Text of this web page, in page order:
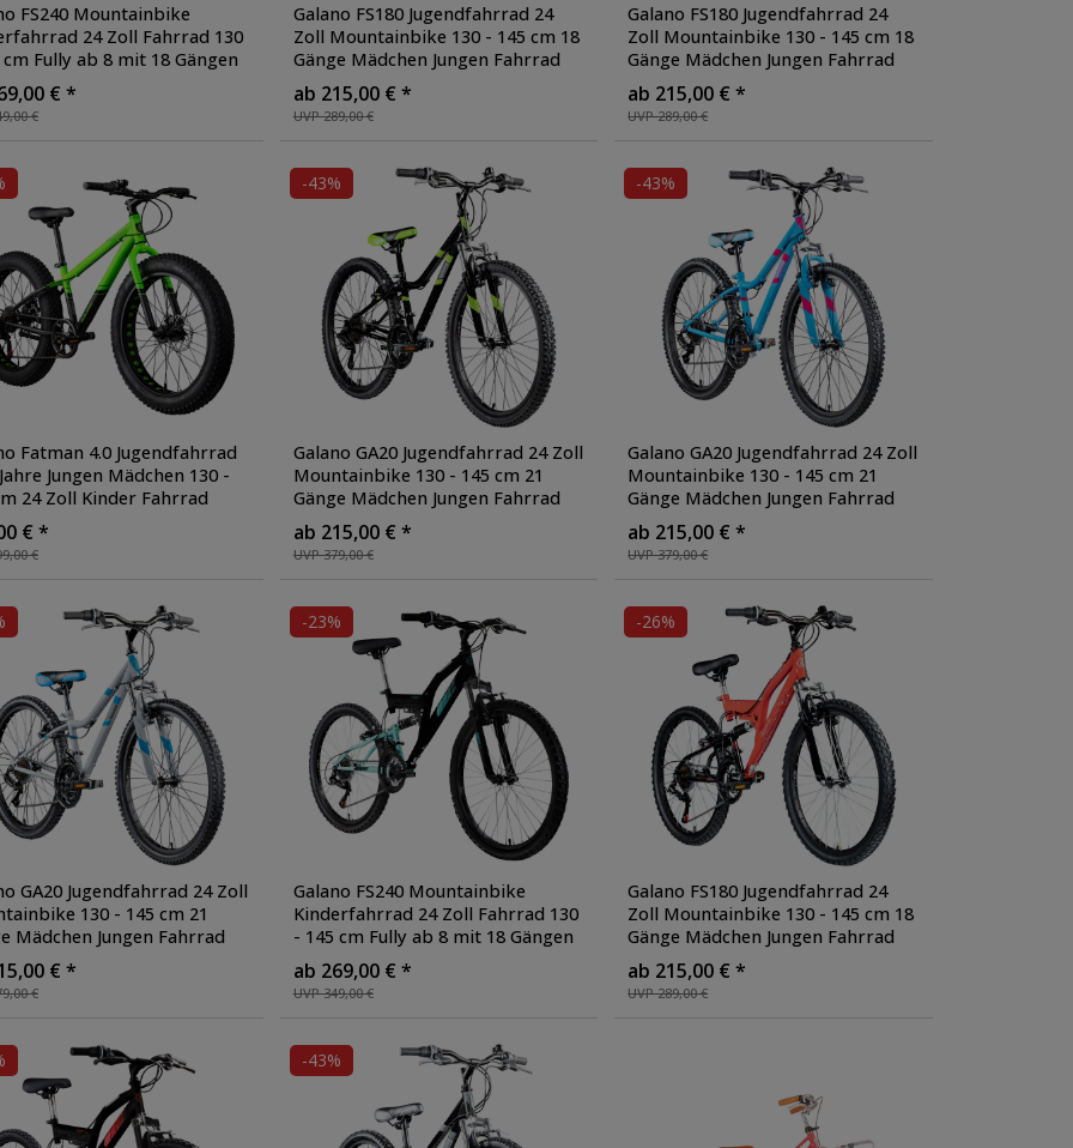
FS240 Mountainbike
24 Zoll Fahrrad 130
cm Fully ab 8 mit 18 Gängen
MTB
grün
€
€ *
Galano FS180 Jugendfahrrad 24
Zoll Mountainbike 130 - 145 cm 18
Gänge Mädchen Jungen Fahrrad
ab 8 Jahre MTB Fully Jugendrad V-
Brakes, Farbe: schwarz/grün
UVP 289,00 €
ab 215,00 € *
Galano FS180 Jugendfahrrad 24
Zoll Mountainbike 130 - 145 cm 18
Gänge Mädchen Jungen Fahrrad
ab 8 Jahre MTB Fully Jugendrad V-
Brakes, Farbe: khaki
UVP 289,00 €
ab 215,00 € *
Fatman 4.0 Jugendfahrrad
Jungen Mädchen 130 -
24 Zoll Kinder Fahrrad
Mountainbike MTB
, Farbe:
neongrün
€
€ *
-43%
Galano GA20 Jugendfahrrad 24 Zoll
Mountainbike 130 - 145 cm 21
Gänge Mädchen Jungen Fahrrad
ab 8 Jahre MTB Hardtail
Jugendrad V-Brakes
schwarz/grün
UVP 379,00 €
ab 215,00 € *
-43%
Galano GA20 Jugendfahrrad 24 Zoll
Mountainbike 130 - 145 cm 21
Gänge Mädchen Jungen Fahrrad
ab 8 Jahre MTB Hardtail
Jugendrad V-Brakes
UVP 379,00 €
ab 215,00 € *
GA20 Jugendfahrrad 24 Zoll
130 - 145 cm 21
Mädchen Jungen Fahrrad
Jahre MTB Hardtail
V-Brakes
€
€ *
-23%
Galano FS240 Mountainbike
Kinderfahrrad 24 Zoll Fahrrad 130
- 145 cm Fully ab 8 mit 18 Gängen
Jugendfahrrad MTB
schwarz/türkis
UVP 349,00 €
ab 269,00 € *
-26%
Galano FS180 Jugendfahrrad 24
Zoll Mountainbike 130 - 145 cm 18
Gänge Mädchen Jungen Fahrrad
ab 8 Jahre MTB Fully Jugendrad V-
Brakes, Farbe: rot
UVP 289,00 €
ab 215,00 € *
-43%